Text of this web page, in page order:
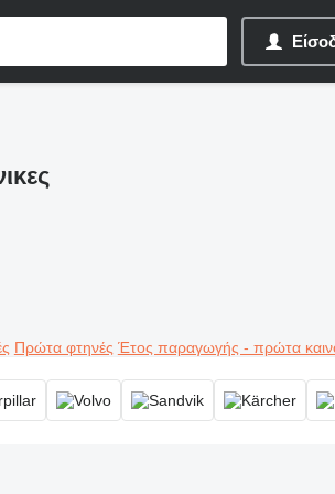
Πρώτα φτηνές Έτος παραγωγής - πρώτα